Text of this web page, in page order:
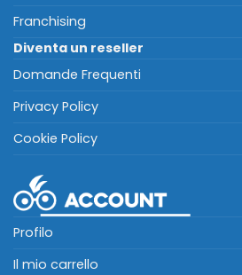
Franchising
Diventa un reseller
Domande Frequenti
Privacy Policy
Cookie Policy
Profilo
Il mio carrello